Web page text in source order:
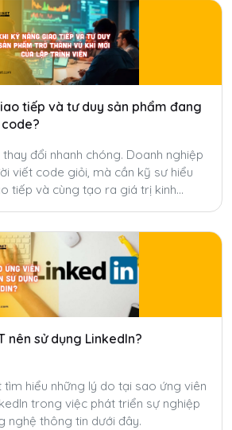
tiếp và tư duy sản phẩm đang
đổi nhanh chóng. Doanh nghiệp
viết code giỏi, mà cần kỹ sư hiểu
tiếp và cùng tạo ra giá trị kinh
nên sử dụng LinkedIn?
tìm hiểu những lý do tại sao ứng viên
trong việc phát triển sự nghiệp
nghệ thông tin dưới đây.